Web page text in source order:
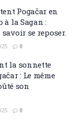
Pogačar en
à la Sagan :
se reposer.
0
la sonnette
: Le même
son
0